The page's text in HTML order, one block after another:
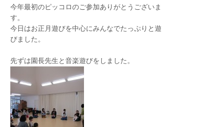
梅の花も咲き始めました。春が待ち遠しいです
スケート場に着き、靴を履き替えると、ちょっぴ
り緊張・・・。
今年最初のピッコロのご参加ありがとうございま
す。
今日はお正月遊びを中心にみんなでたっぷりと遊
びました。
先ずは園長先生と音楽遊びをしました。